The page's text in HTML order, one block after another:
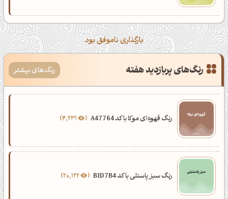
بارگذاری ناموفق بود
رنگ‌های پربازدید هفته رنگ‌های بیشتر
رنگ قهوه‌ای موکا با کد A47764
رنگ سبز پاستلی با کد B1D7B4 20,122